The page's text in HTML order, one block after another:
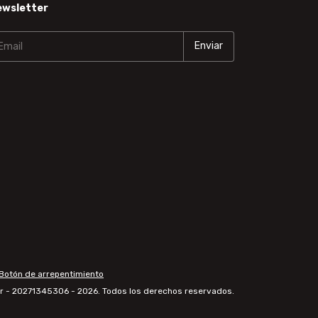
de arrepentimiento
- 20271345306 - 2026. Todos los derechos reservados.